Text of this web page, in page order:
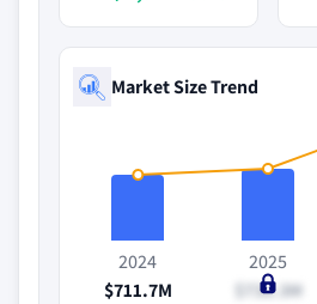
Market Size Trend
2024
$711.7M
2025
$738.3M